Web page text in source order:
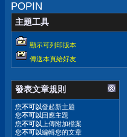
POPIN
主題工具
顯示可列印版本
傳送本頁給好友
發表文章規則
您不可以發起新主題
您不可以回應主題
您不可以 上傳附加檔案
您不可以編輯您的文章